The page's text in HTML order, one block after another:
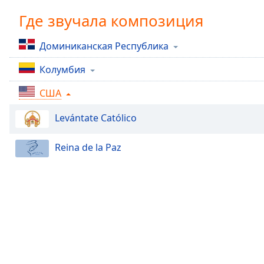
Chapters
Descriptions
descriptions
off,
selected
Subtitles
subtitles
settings,
Где звучала композиция
Доминиканская Республика
Колумбия
США
Levántate Católico
Reina de la Paz